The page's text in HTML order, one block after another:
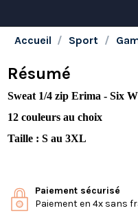
Accueil Sport
Résumé
Sweat 1/4 zipErima - Six
12 couleurs au choix
Taille : S au 3XL
Paiement sécurisé
Paiement en 4x sans